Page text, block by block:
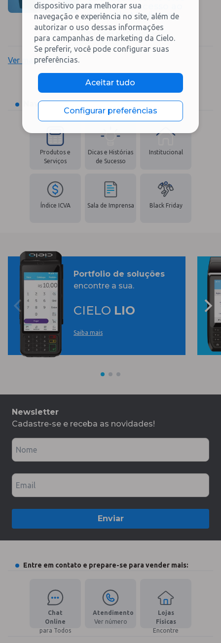
facilitam o acesso ao
curso de Medicina
Publicado por Equipe Cielo
Ver mais matérias
Navegue por nossos editais:
Produtos e
Serviços
Dicas e Histórias
de Sucesso
Institucional
Índice ICVA Sala de Imprensa Black Friday
Portfolio de soluções
encontre a sua.
CIELO LIO
Saiba mais
Newsletter
Cadastre-se e receba as novidades!
Nome
Email
Enviar
Entre em contato e prepare-se para vender mais:
Chat
Online
para Todos
Atendimento
Ver número
Lojas
Físicas
Encontre
dispositivo para melhorar sua
navegação e experiência no site, além de
autorizar o uso dessas informações
para campanhas de marketing da Cielo.
Se preferir, você pode configurar suas
preferências.
Aceitar tudo
Configurar preferências